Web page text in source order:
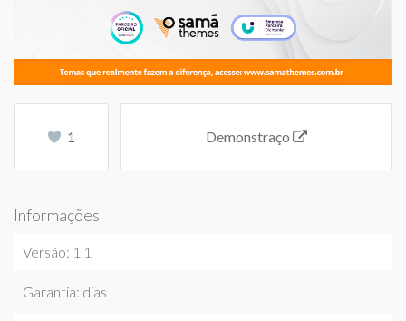
1 Demonstraço
Informações
Versão: 1.1
Garantia: dias